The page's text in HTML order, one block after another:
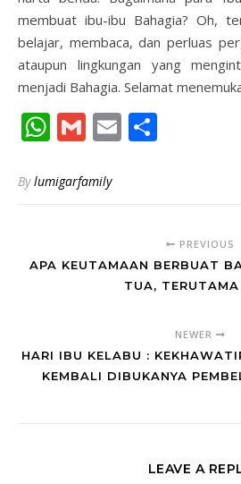
membuat ibu-ibu Bahagia? Oh,
belajar, membaca, dan perluas
ataupun lingkungan yang
menjadi Bahagia. Selamat
WhatsApp
Gmail
Email
Bylumigarfamily
PREVIOUS
APA KEUTAMAAN BERBUAT
TUA,
NEWER
HARI IBU KELABU :
KEMBALI DIBUKANYA
LEAVE A